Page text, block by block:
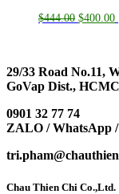
$444.00 $400.00
29/33 Road No.11,
GoVap Dist.,
0901 32 77 74
ZALO / WhatsApp
Chau Thien Chi Co.,Ltd.